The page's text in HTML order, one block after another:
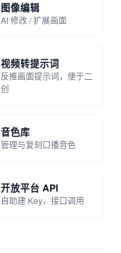
图像编辑
AI 修改 / 扩展画面
视频转提示词
反推画面提示词，便于二
创
音色库
管理与复刻口播音色
开放平台 API
自助建 Key，接口调用